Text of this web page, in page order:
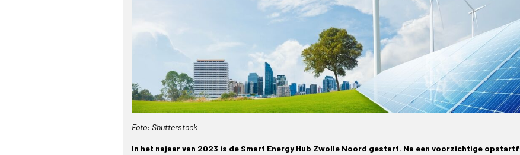
Foto: Shutterstock
In het najaar van 2023 is de Smart Energy Hub Zwolle Noord gestart. Na een voorzichtige